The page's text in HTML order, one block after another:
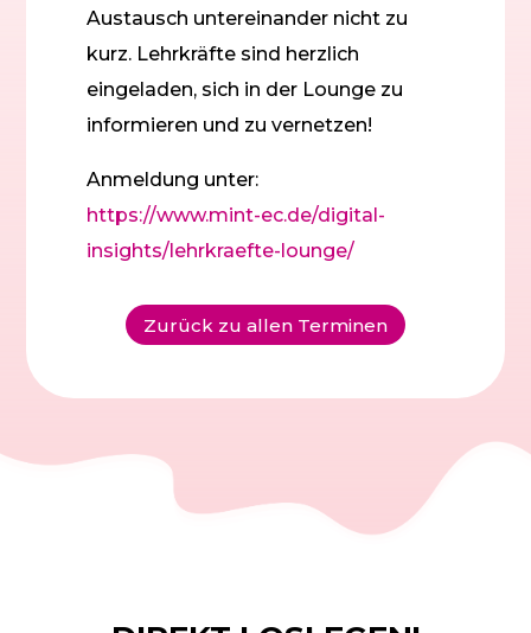
Austausch untereinander nicht zu
kurz. Lehrkräfte sind herzlich
eingeladen, sich in der Lounge zu
informieren und zu vernetzen!
Anmeldung unter:
https://www.mint-ec.de/digital-
insights/lehrkraefte-lounge/
Zurück zu allen Terminen